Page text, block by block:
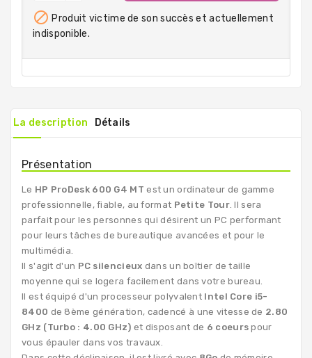
 Produit victime de son succès et actuellement
indisponible.
La description Détails
Présentation
Le HP ProDesk 600 G4 MT est un ordinateur de gamme
professionnelle, fiable, au format Petite Tour. Il sera
parfait pour les personnes qui désirent un PC performant
pour leurs tâches de bureautique avancées et pour le
multimédia.
Il s'agit d'un PC silencieux dans un boîtier de taille
moyenne qui se logera facilement dans votre bureau.
Il est équipé d'un processeur polyvalent Intel Core i5-
8400 de 8ème génération, cadencé à une vitesse de 2.80
GHz (Turbo : 4.00 GHz) et disposant de 6 coeurs pour
vous épauler dans vos travaux.